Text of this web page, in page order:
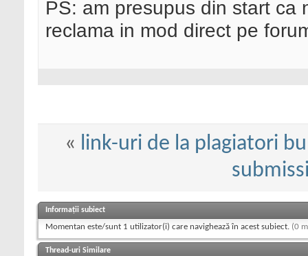
PS: am presupus din start ca
reclama in mod direct pe
« link-uri de la plagiatori
Informații subiect
Momentan este/sunt 1 utilizator(i) care navighează în acest subiect. (0
Thread-uri Similare